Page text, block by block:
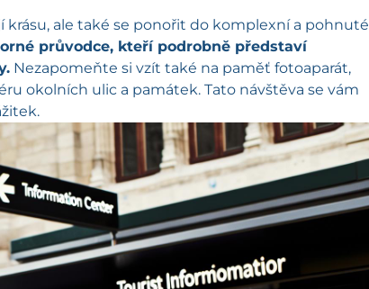
ale také se ponořit do komplexní a pohnuté
průvodce, kteří podrobně představí
Nezapomeňte si vzít také na paměť fotoaparát,
okolních ulic a památek. Tato návštěva se vám